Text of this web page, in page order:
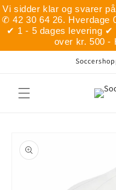
Vi sidder klar og svarer
✆ 42 30 64 26. Hverdage
✔ 1 - 5 dages levering ✔
over kr. 500 -
Gå til
indhold